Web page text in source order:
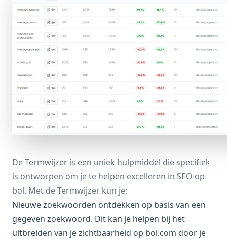
DeTermwijzer is een uniek hulpmiddel die specifiek
is ontworpen om je te helpen excelleren in SEO op
bol. Met deTermwijzer kun je:
Nieuwe zoekwoorden ontdekken op basis van een
gegeven zoekwoord. Dit kan je helpen bij het
uitbreiden van je zichtbaarheid op bol.com door je